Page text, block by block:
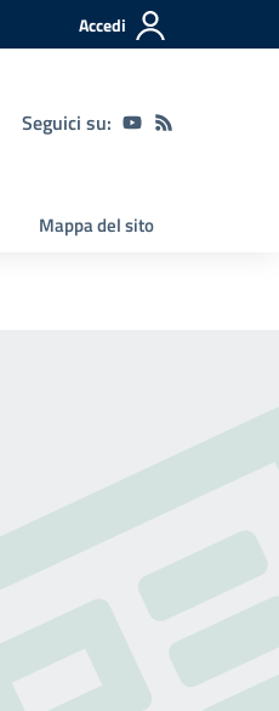
Accedi
Seguici su:
Mappa del sito